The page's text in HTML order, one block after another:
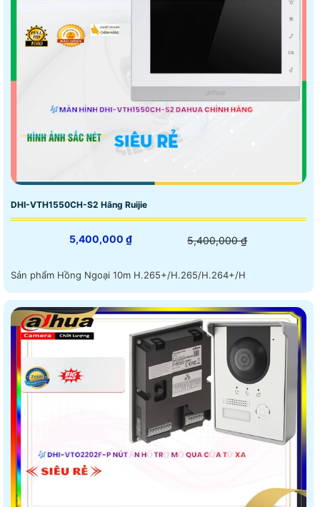
DHI-VTH1550CH-S2 Hãng Ruijie
5,400,000 ₫ 5,400,000 ₫
Sản phẩm Hồng Ngoại 10m H.265+/H.265/H.264+/H